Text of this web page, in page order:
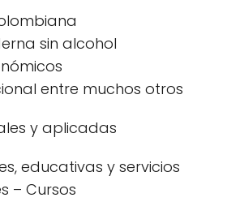
sin alcohol
entre muchos otros
y aplicadas
educativas y servicios
– Cursos